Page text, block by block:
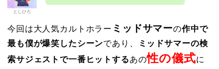
としひろ
今回は大人気カルトホラー ミッドサマーの作中で
最も僕が爆笑したシーンであり、
ミッドサマーの検
索サジェストで一番ヒットするあの性の儀式に